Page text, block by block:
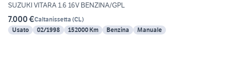
SUZUKI VITARA 1.6 16V BENZINA/GPL
7.000 €Caltanissetta (CL)
Usato
02/1998 152000 Km Benzina Manuale